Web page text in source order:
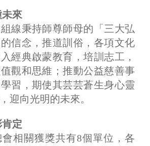
來
線秉持師尊師母的「三大弘
信念，推道訓俗，各項文化
經典啟蒙教育，培訓志工，
觀和思維；推動公益慈善事
習，期使其芸芸蒼生身心靈
迎向光明的未來。
定
相關獲獎共有8個單位，各